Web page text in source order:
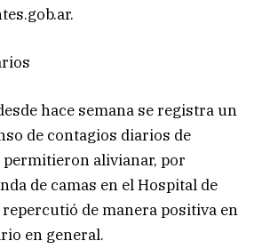
hace semana se registra un
de contagios diarios de
alivianar, por
de camas en el Hospital de
repercutió de manera positiva en
en general.